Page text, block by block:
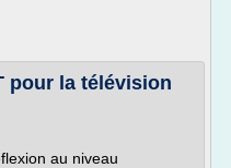
pour la télévision
au niveau